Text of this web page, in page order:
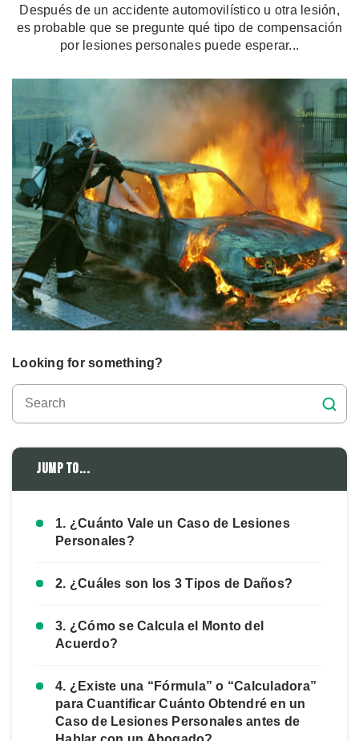
Después de un accidente automovilístico u otra lesión,
es probable que se pregunte qué tipo de compensación
por lesiones personales puede esperar...
Looking for something?
Jump to...
1. ¿Cuánto Vale un Caso de Lesiones
Personales?
2. ¿Cuáles son los 3 Tipos de Daños?
3. ¿Cómo se Calcula el Monto del
Acuerdo?
4. ¿Existe una “Fórmula” o “Calculadora”
para Cuantificar Cuánto Obtendré en un
Caso de Lesiones Personales antes de